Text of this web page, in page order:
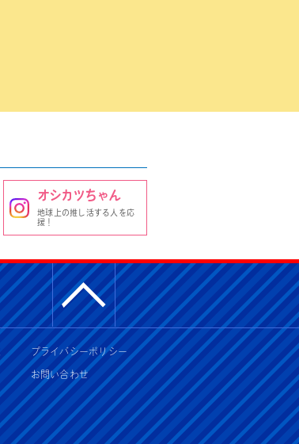
オシカツちゃん
地球上の推し活する人を応
援！
プライバシーポリシー
お問い合わせ